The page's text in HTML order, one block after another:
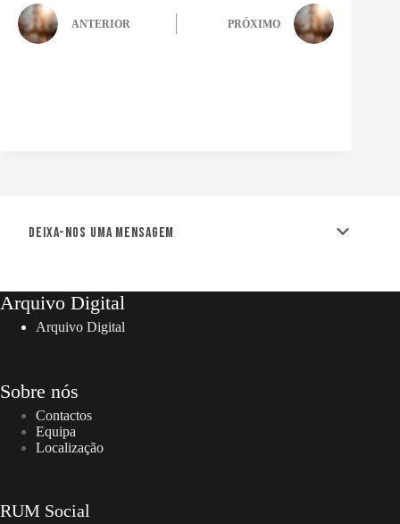
ANTERIOR PRÓXIMO
Deixa-nos uma mensagem
Arquivo Digital
Arquivo Digital
Sobre nós
Contactos
Equipa
Localização
RUM Social